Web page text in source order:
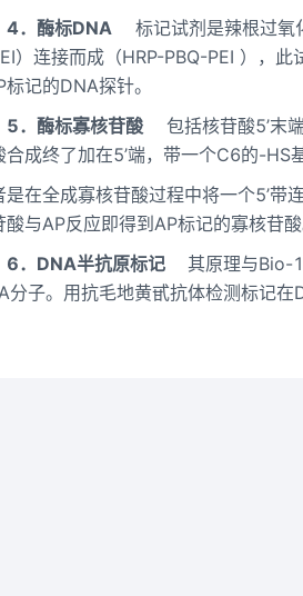
4．酶标DNA 标记试剂是辣根过氧
）连接而成（HRP-PBQ-PEI ），
标记的DNA探针。
酶标寡核苷酸 包括核苷酸5’末
合成终了加在5’端，带一个C6的-HS
是在全成寡核苷酸过程中将一个5’带
酸与AP反应即得到AP标记的寡核苷酸
DNA半抗原标记
其原理与Bio-
分子。用抗毛地黄甙抗体检测标记